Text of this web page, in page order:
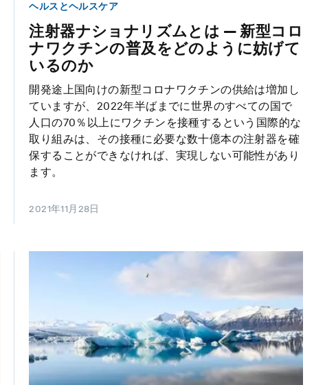
ヘルスとヘルスケア
注射器ナショナリズムとは ― 新型コロ
ナワクチンの普及をどのように妨げて
いるのか
開発途上国向けの新型コロナワクチンの供給は増加し
ていますが、2022年半ばまでに世界のすべての国で
人口の70％以上にワクチンを接種するという国際的な
取り組みは、その接種に必要な数十億本の注射器を確
保することができなければ、実現しない可能性があり
ます。
2021年11月28日